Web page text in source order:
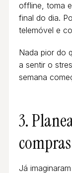
offline, toma
final do dia.
telemóvel e
Nada pior do
a sentir o
semana
3.
compras
Já